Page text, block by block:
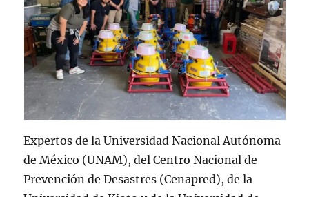
Expertos de la Universidad Nacional Autónoma
de México (UNAM), del Centro Nacional de
Prevención de Desastres (Cenapred), de la